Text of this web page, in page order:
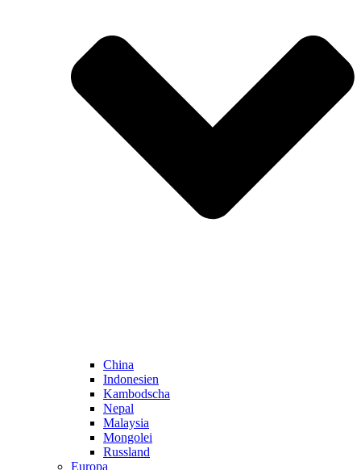
China
Indonesien
Kambodscha
Nepal
Malaysia
Mongolei
Russland
Europa